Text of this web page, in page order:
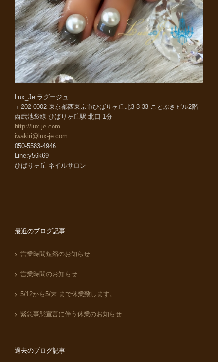
Lux_Je ラグージュ
〒202-0002 東京都西東京市ひばりヶ丘北3-3-33 ことぶきビル2階
西武池袋線 ひばりヶ丘駅 北口 1分
http://lux-je.com
iwakiri@lux-je.com
050-5583-4946
Line:y56k69
ひばりヶ丘 ネイルサロン
最近のブログ記事
営業時間短縮のお知らせ
営業時間のお知らせ
5/12から5/末 まで休業致します。
緊急事態宣言に伴う休業のお知らせ
過去のブログ記事